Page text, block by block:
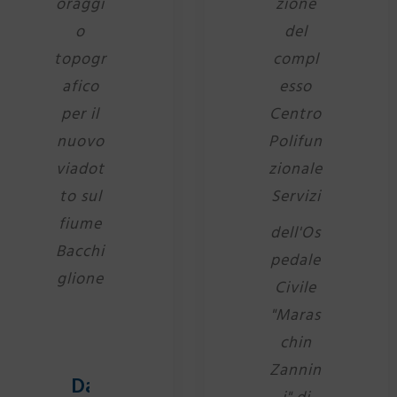
o
topogr
afico
per il
nuovo
viadot
to sul
fiume
Bacchi
glione
Dati
del
compl
esso
Centro
Polifun
zionale
Servizi
dell'Os
pedale
Civile
"Maras
chin
Zannin